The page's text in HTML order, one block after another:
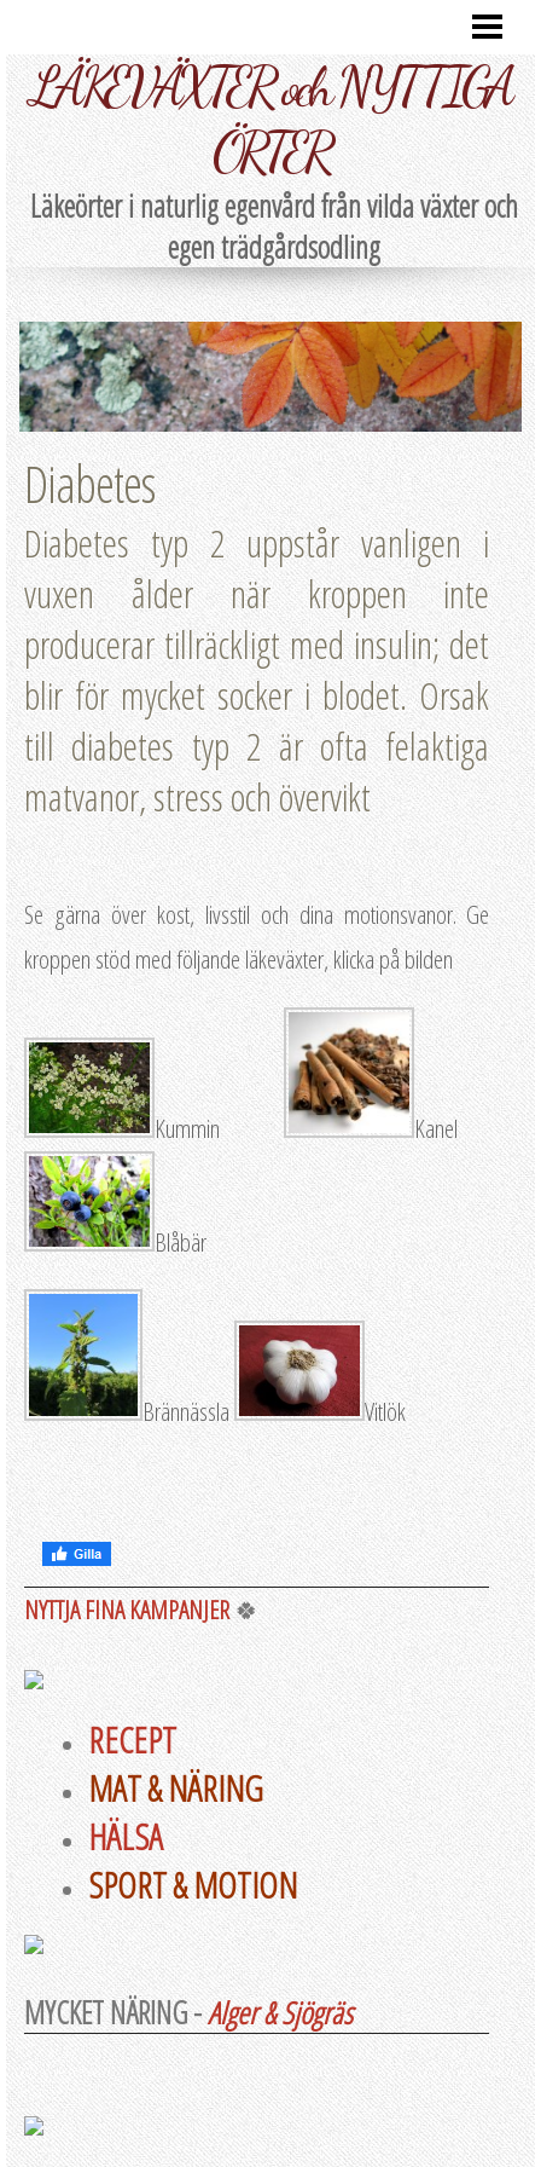
RECEPT
LÄKEÖRTER A-Ö
NATURLIG EGENVÅRD
EGENSKAPER
BEREDNING
SKÖRDA/FÖRVARA
PARTNERS
LÄKEVÄXTER och NYTTIGA
ÖRTER
Läkeörter i naturlig egenvård från vilda växter och
egen trädgårdsodling
Diabetes
Diabetes typ 2 uppstår vanligen i
vuxen ålder när kroppen inte
producerar tillräckligt med insulin; det
blir för mycket socker i blodet. Orsak
till diabetes typ 2 är ofta felaktiga
matvanor, stress och övervikt
Se gärna över kost, livsstil och dina motionsvanor. Ge
kroppen stöd med följande läkeväxter, klicka på bilden
Kummin Kanel
Blåbär
Brännässla Vitlök
NYTTJA FINA KAMPANJER🍀
RECEPT
MAT & NÄRING
HÄLSA
SPORT & MOTION
MYCKET NÄRING -Alger & Sjögräs